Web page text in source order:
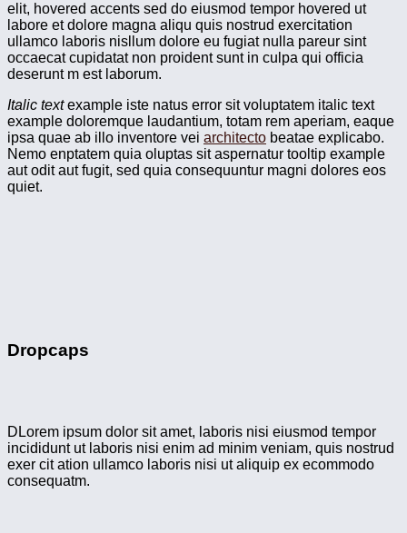
elit, hovered accents sed do eiusmod tempor hovered ut
labore et dolore magna aliqu quis nostrud exercitation
ullamco laboris nisllum dolore eu fugiat nulla pareur sint
occaecat cupidatat non proidentsunt in culpa qui officia
deserunt m est laborum.
Italic textexample iste natus error sit voluptatem italic text
example doloremque laudantium, totam rem aperiam, eaque
ipsa quae ab illo inventore vei architecto beatae explicabo.
Nemo enptatem quia oluptas sit aspernatur tooltip example
aut odit aut fugit, sed quia consequuntur magni dolores eos
quiet.
Dropcaps
D Lorem ipsum dolor sit amet, laboris nisi eiusmod tempor
incididunt ut laboris nisi enim ad minim veniam, quis nostrud
exer cit ation ullamco laboris nisi ut aliquip ex ecommodo
consequatm.